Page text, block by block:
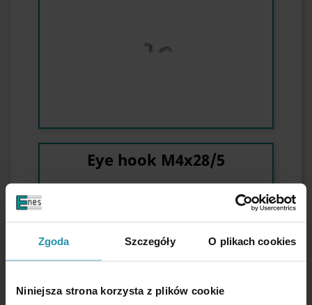
Zgoda Szczegóły O plikach cookies
Niniejsza strona korzysta z plików cookie
Eye hook M4x28/5